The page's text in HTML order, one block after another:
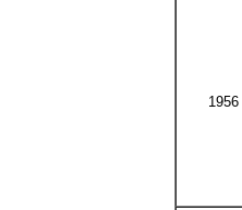
1956